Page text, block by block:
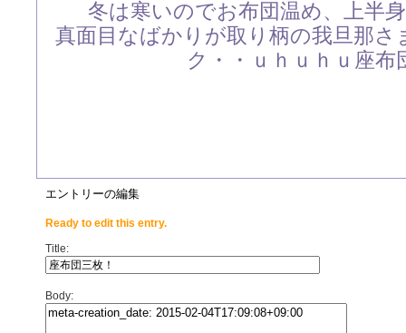
冬は寒いのでお布団温め、上半
真面目なばかりが取り柄の我旦那
ク・・ｕｈｕｈｕ座布
エントリーの編集
Ready to edit this entry.
Title:
Body: